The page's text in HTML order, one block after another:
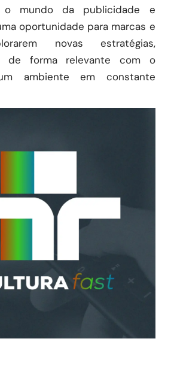
o mundo da publicidade e
oportunidade para marcas e
novas estratégias,
de forma relevante com o
ambiente em constante